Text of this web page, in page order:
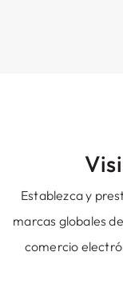
Establezca y
marcas globales
comercio